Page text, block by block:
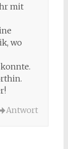
mit
wo
Antwort